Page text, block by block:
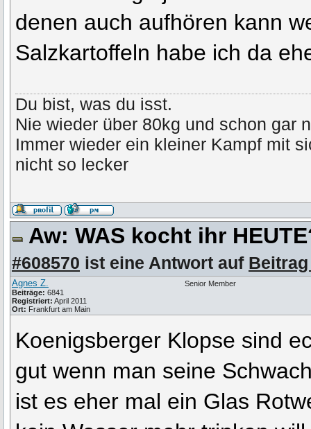
denen auch aufhören kann
Salzkartoffeln habe ich da
Du bist, was du isst.
Nie wieder über 80kg und schon gar
Immer wieder ein kleiner Kampf mit
nicht so lecker
Aw: WAS kocht ihr
#608570 ist eine Antwort auf Beitrag
Agnes Z.
Beiträge: 6841
Registriert: April 2011
Ort: Frankfurt am Main
Senior Member
Koenigsberger Klopse sind
gut wenn man seine
ist es eher mal ein Glas